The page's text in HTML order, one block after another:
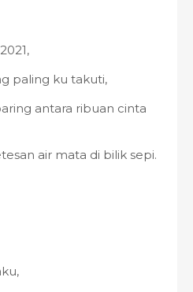
paling ku takuti,
antara ribuan cinta
air mata di bilik sepi.